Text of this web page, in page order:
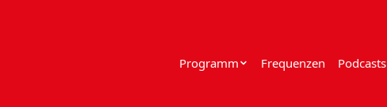
Programm Frequenzen Podcasts